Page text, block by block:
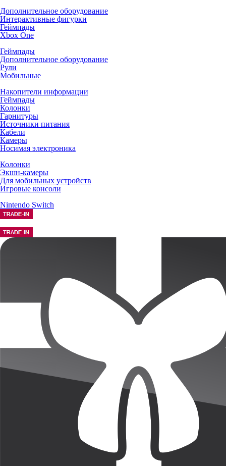
Дополнительное оборудование
Интерактивные фигурки
Геймпады
Xbox One
Геймпады
Дополнительное оборудование
Рули
Мобильные
Накопители информации
Геймпады
Колонки
Гарнитуры
Источники питания
Кабели
Камеры
Носимая электроника
Колонки
Экшн-камеры
Для мобильных устройств
Игровые консоли
Nintendo Switch